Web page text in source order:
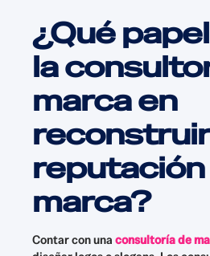
¿Qué
la
marca en
reputación
marca?
Contar con una consultoría de